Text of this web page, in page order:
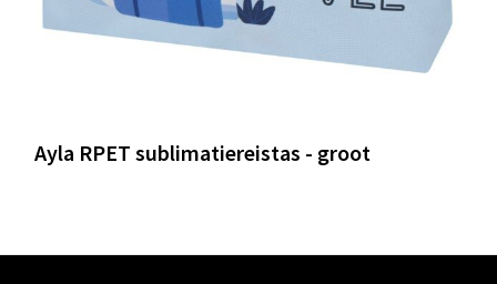
Ayla RPET sublimatiereistas - groot